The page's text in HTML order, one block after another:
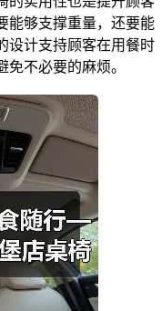
能够支撑重量，还要能
设计支持顾客在用餐时
不必要的麻烦。